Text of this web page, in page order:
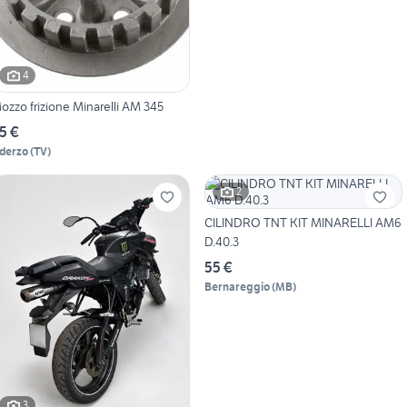
4
frizione Minarelli AM 345
€
(TV)
2
CILINDRO TNT KIT MINARELLI AM6
D.40.3
55 €
Bernareggio(MB)